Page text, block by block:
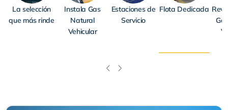
La selección
que más rinde
Instala Gas
Natural
Vehicular
Estaciones de
Servicio
Flota Dedicada